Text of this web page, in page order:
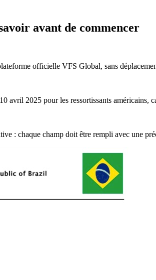
avant de commencer
officielle VFS Global, sans
avril 2025 pour les ressortissants américains,
: chaque champ doit être rempli avec une